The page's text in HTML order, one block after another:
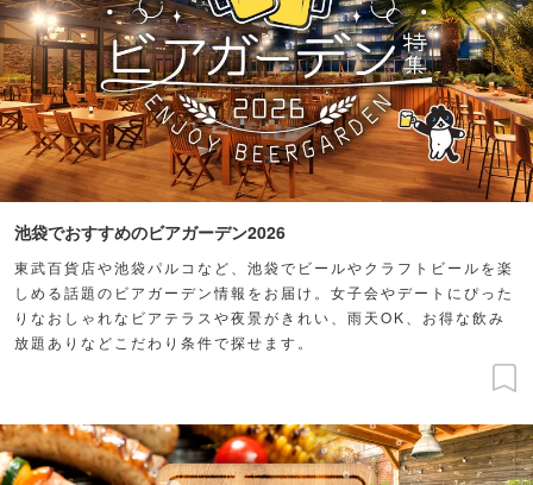
池袋でおすすめのビアガーデン2026
東武百貨店や池袋パルコなど、池袋でビールやクラフトビールを楽
しめる話題のビアガーデン情報をお届け。女子会やデートにぴった
りなおしゃれなビアテラスや夜景がきれい、雨天OK、お得な飲み
放題ありなどこだわり条件で探せます。